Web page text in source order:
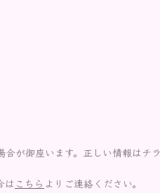
が御座います。正しい情報はチラ
は こちら よりご連絡ください。